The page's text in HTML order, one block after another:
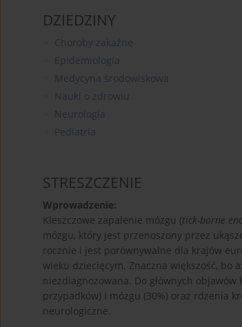
DZIEDZINY
Choroby zakaźne
Epidemiologia
Medycyna środowiskowa
Nauki o zdrowiu
Neurologia
Pediatria
STRESZCZENIE
Wprowadzenie:
Kleszczowe zapalenie mózgu (tick-borne
mózgu, który jest przenoszony przez
rocznie i jest porównywalne dla krajów
wieku dziecięcym. Znaczna większość, bo
niezdiagnozowana. Do głównych
przypadków) i mózgu (30%) oraz rdzenia
neurologiczne.